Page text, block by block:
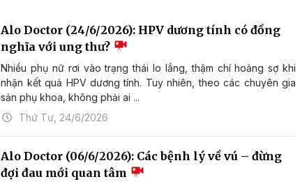
Alo Doctor (24/6/2026): HPV dương tính có đồng
nghĩa với ung thư?
Nhiều phụ nữ rơi vào trạng thái lo lắng, thậm chí hoảng sợ khi
nhận kết quả HPV dương tính. Tuy nhiên, theo các chuyên gia
sản phụ khoa, không phải ai ...
Thứ Tư, 24/6/2026
Alo Doctor (06/6/2026): Các bệnh lý về vú – đừng
đợi đau mới quan tâm